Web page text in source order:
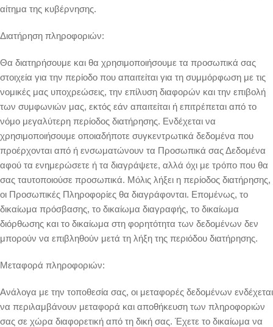
αίτημα της κυβέρνησης.
Διατήρηση πληροφοριών:
Θα διατηρήσουμε και θα χρησιμοποιήσουμε τα προσωπικά σας
στοιχεία για την περίοδο που απαιτείται για τη συμμόρφωση με τις
νομικές μας υποχρεώσεις, την επίλυση διαφορών και την επιβολή
των συμφωνιών μας, εκτός εάν απαιτείται ή επιτρέπεται από το
νόμο μεγαλύτερη περίοδος διατήρησης. Ενδέχεται να
χρησιμοποιήσουμε οποιαδήποτε συγκεντρωτικά δεδομένα που
προέρχονται από ή ενσωματώνουν τα Προσωπικά σας Δεδομένα
αφού τα ενημερώσετε ή τα διαγράψετε, αλλά όχι με τρόπο που θα
σας ταυτοποιούσε προσωπικά. Μόλις λήξει η περίοδος διατήρησης,
οι Προσωπικές Πληροφορίες θα διαγράφονται. Επομένως, το
δικαίωμα πρόσβασης, το δικαίωμα διαγραφής, το δικαίωμα
διόρθωσης και το δικαίωμα στη φορητότητα των δεδομένων δεν
μπορούν να επιβληθούν μετά τη λήξη της περιόδου διατήρησης.
Μεταφορά πληροφοριών:
Ανάλογα με την τοποθεσία σας, οι μεταφορές δεδομένων ενδέχεται
να περιλαμβάνουν μεταφορά και αποθήκευση των πληροφοριών
σας σε χώρα διαφορετική από τη δική σας. Έχετε το δικαίωμα να